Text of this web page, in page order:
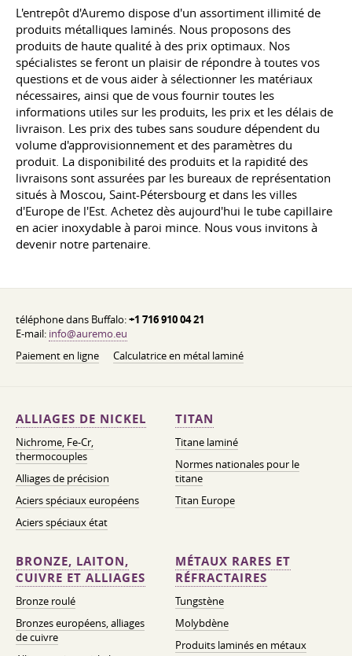
L'entrepôt d'Auremo dispose d'un assortiment illimité de
produits métalliques laminés. Nous proposons des
produits de haute qualité à des prix optimaux. Nos
spécialistes se feront un plaisir de répondre à toutes vos
questions et de vous aider à sélectionner les matériaux
nécessaires, ainsi que de vous fournir toutes les
informations utiles sur les produits, les prix et les délais de
livraison. Les prix des tubes sans soudure dépendent du
volume d'approvisionnement et des paramètres du
produit. La disponibilité des produits et la rapidité des
livraisons sont assurées par les bureaux de représentation
situés à Moscou, Saint-Pétersbourg et dans les villes
d'Europe de l'Est. Achetez dès aujourd'hui le tube capillaire
en acier inoxydable à paroi mince. Nous vous invitons à
devenir notre partenaire.
téléphone dans Buffalo:+1 716 910 04 21
E-mail: info@auremo.eu
Paiement en ligne
Calculatrice en métal laminé
ALLIAGES DE NICKEL
Nichrome, Fe-Cr,
thermocouples
Alliages de précision
Aciers spéciaux européens
Aciers spéciaux état
TITAN
Titane laminé
Normes nationales pour le
titane
Titan Europe
BRONZE, LAITON,
CUIVRE ET ALLIAGES
Bronze roulé
Bronzes européens, alliages
de cuivre
MÉTAUX RARES ET
RÉFRACTAIRES
Tungstène
Molybdène
Produits laminés en métaux